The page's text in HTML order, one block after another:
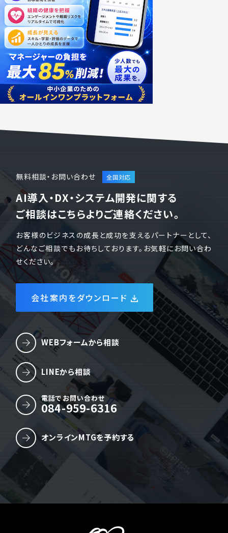
無料相談・お問い合わせ
AI導入・DX・システム開発に関する
ご相談はこちらよりご連絡ください。
お客様のビジネスの成長と成功を支えるパートナーとして、
どんなご相談でもお待ちしております。お気軽にお問い合わ
せください。
会社案内をダウンロード
WEBフォームから相談
LINEから相談
電話でお問い合わせ
084-959-6316
オンラインMTGを予約する